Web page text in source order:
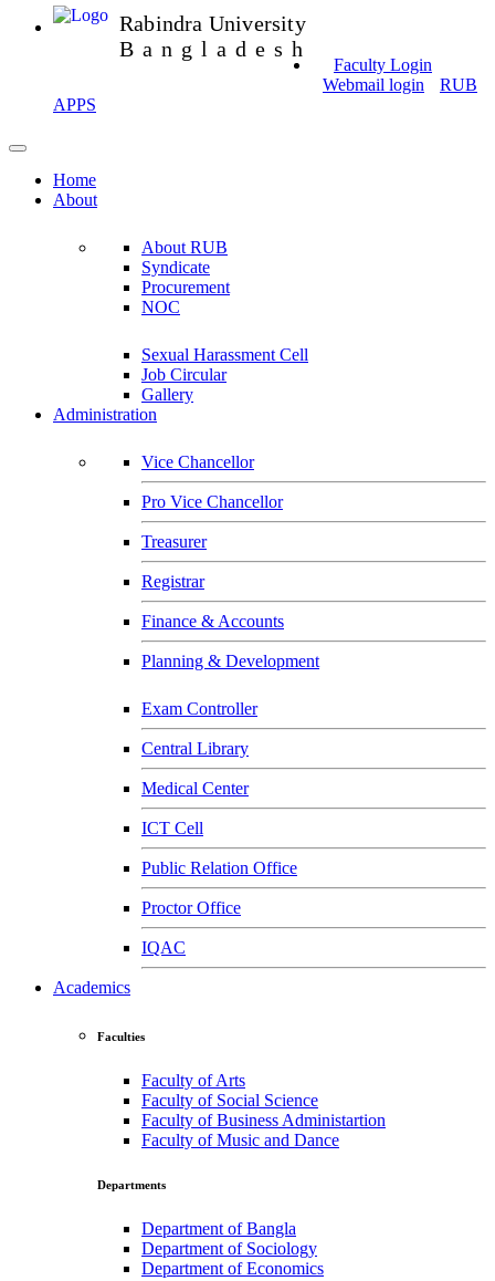
Rabindra University
Bangladesh
Faculty Login
Webmail login
RUB
APPS
Home
About
About RUB
Syndicate
Procurement
NOC
Sexual Harassment Cell
Job Circular
Gallery
Administration
Vice Chancellor
Pro Vice Chancellor
Treasurer
Registrar
Finance & Accounts
Planning & Development
Exam Controller
Central Library
Medical Center
ICT Cell
Public Relation Office
Proctor Office
IQAC
Academics
Faculties
Faculty of Arts
Faculty of Social Science
Faculty of Business Administartion
Faculty of Music and Dance
Departments
Department of Bangla
Department of Sociology
Department of Economics